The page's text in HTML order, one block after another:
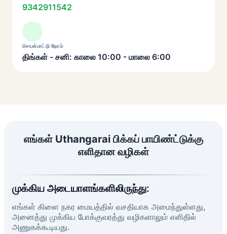
9342911542
செயல்பாட்டு நேரம்
திங்கள் - சனி: காலை 10:00 - மாலை 6:00
எங்கள் Uthangarai பிக்கப் பாயிண்ட்டுக்கு
எளிதான வழிகள்
முக்கிய அடையாளங்களிலிருந்து:
எங்கள் கிளை நகர மையத்தில் வசதியாக அமைந்துள்ளது,
அனைத்து முக்கிய போக்குவரத்து வழிகளாலும் எளிதில்
அணுகக்கூடியது.